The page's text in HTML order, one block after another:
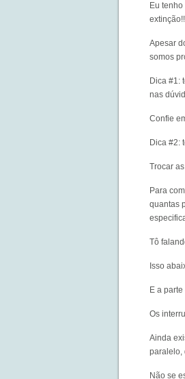
Eu
Apesar
somos
Dica #1:
nas
Confie
Dica #2:
Trocar
Para
quantas
Tô
Isso
E a
Os
Ainda
paralelo,
Não se